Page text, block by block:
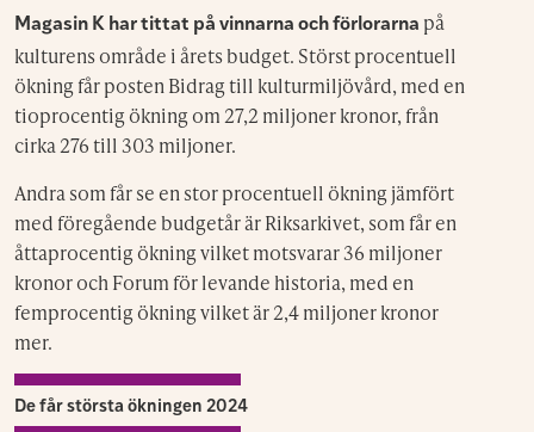
Magasin K har tittat på vinnarna och förlorarna på
kulturens område i årets budget. Störst procentuell
ökning får posten Bidrag till kulturmiljövård, med en
tioprocentig ökning om 27,2 miljoner kronor, från
cirka 276 till 303 miljoner.
Andra som får se en stor procentuell ökning jämfört
med föregående budgetår är Riksarkivet, som får en
åttaprocentig ökning vilket motsvarar 36 miljoner
kronor och Forum för levande historia, med en
femprocentig ökning vilket är 2,4 miljoner kronor
mer.
De får största ökningen 2024